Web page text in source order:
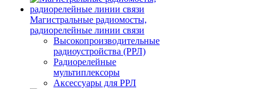
Магистральные радиомосты,
радиорелейные линии связи
Высокопроизводительные
радиоустройства (РРЛ)
Радиорелейные
мультиплексоры
Аксессуары для РРЛ